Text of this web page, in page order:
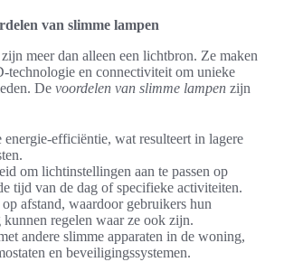
van slimme lampen
zijn meer dan alleen een lichtbron. Ze maken
technologie en connectiviteit om unieke
De voordelen van slimme lampen zijn
energie-efficiëntie, wat resulteert in lagere
om lichtinstellingen aan te passen op
tijd van de dag of specifieke activiteiten.
afstand, waardoor gebruikers hun
regelen waar ze ook zijn.
andere slimme apparaten in de woning,
en beveiligingssystemen.